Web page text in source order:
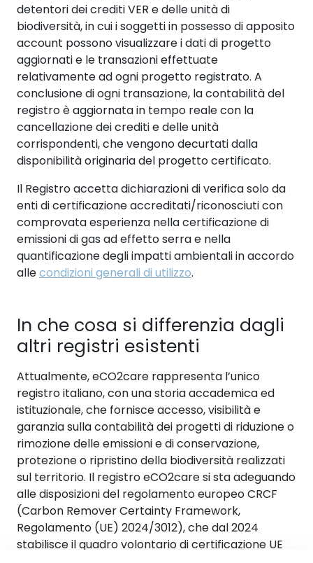
detentori dei crediti VER e delle unità di
biodiversità, in cui i soggetti in possesso di apposito
account possono visualizzare i dati di progetto
aggiornati e le transazioni effettuate
relativamente ad ogni progetto registrato. A
conclusione di ogni transazione, la contabilità del
registro è aggiornata in tempo reale con la
cancellazione dei crediti e delle unità
corrispondenti, che vengono decurtati dalla
disponibilità originaria del progetto certificato.
Il Registro accetta dichiarazioni di verifica solo da
enti di certificazione accreditati/riconosciuti con
comprovata esperienza nella certificazione di
emissioni di gas ad effetto serra e nella
quantificazione degli impatti ambientali in accordo
allecondizioni generali di utilizzo.
In che cosa si differenzia dagli
altri registri esistenti
Attualmente, eCO2care rappresenta l’unico
registro italiano, con una storia accademica ed
istituzionale, che fornisce accesso, visibilità e
garanzia sulla contabilità dei progetti di riduzione o
rimozione delle emissioni e di conservazione,
protezione o ripristino della biodiversità realizzati
sul territorio. Il registro eCO2care si sta adeguando
alle disposizioni del regolamento europeo CRCF
(Carbon Remover Certainty Framework,
Regolamento (UE) 2024/3012), che dal 2024
stabilisce il quadro volontario di certificazione UE